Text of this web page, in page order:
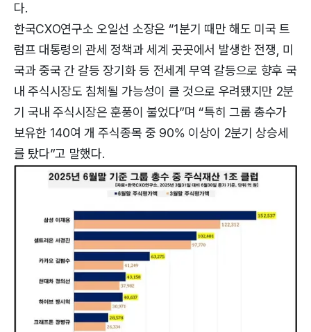
다.
한국CXO연구소 오일선 소장은 “1분기 때만 해도 미국 트
럼프 대통령의 관세 정책과 세계 곳곳에서 발생한 전쟁, 미
국과 중국 간 갈등 장기화 등 전세계 무역 갈등으로 향후 국
내 주식시장도 침체될 가능성이 클 것으로 우려됐지만 2분
기 국내 주식시장은 훈풍이 불었다”며 “특히 그룹 총수가
보유한 140여 개 주식종목 중 90% 이상이 2분기 상승세
를 탔다”고 말했다.